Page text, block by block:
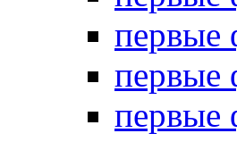
первые
первые
первые